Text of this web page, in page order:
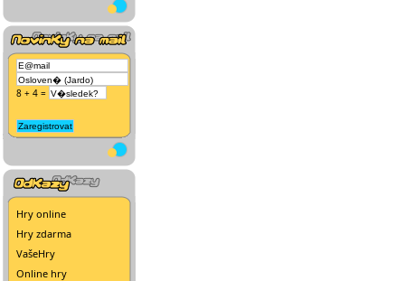
8 + 4 =
Hry online
Hry zdarma
VašeHry
Online hry